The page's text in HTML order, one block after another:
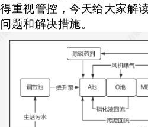
得重视管控，今天给大家解
问题和解决措施。